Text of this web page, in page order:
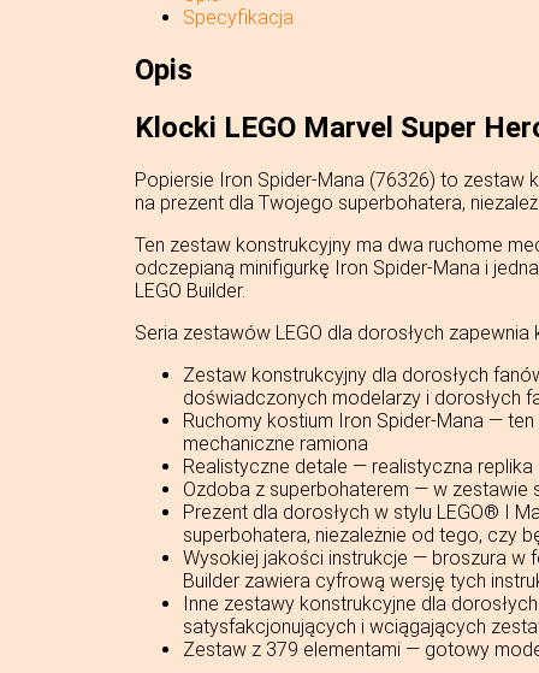
Specyfikacja
Opis
Klocki LEGO Marvel Super
Popiersie Iron Spider-Mana (76326) to zestaw
na prezent dla Twojego superbohatera,
Ten zestaw konstrukcyjny ma dwa ruchome
odczepianą minifigurkę Iron Spider-Mana i
LEGO Builder.
Seria zestawów LEGO dla dorosłych
Zestaw konstrukcyjny dla dorosłych
doświadczonych modelarzy i dorosłych
Ruchomy kostium Iron Spider-Mana —
mechaniczne ramiona
Realistyczne detale — realistyczna replika
Ozdoba z superbohaterem — w zestawie
Prezent dla dorosłych w stylu LEGO® ǀ
superbohatera, niezależnie od tego, czy
Wysokiej jakości instrukcje — broszura w
Builder zawiera cyfrową wersję tych
Inne zestawy konstrukcyjne dla
satysfakcjonujących i wciągających
Zestaw z 379 elementami — gotowy